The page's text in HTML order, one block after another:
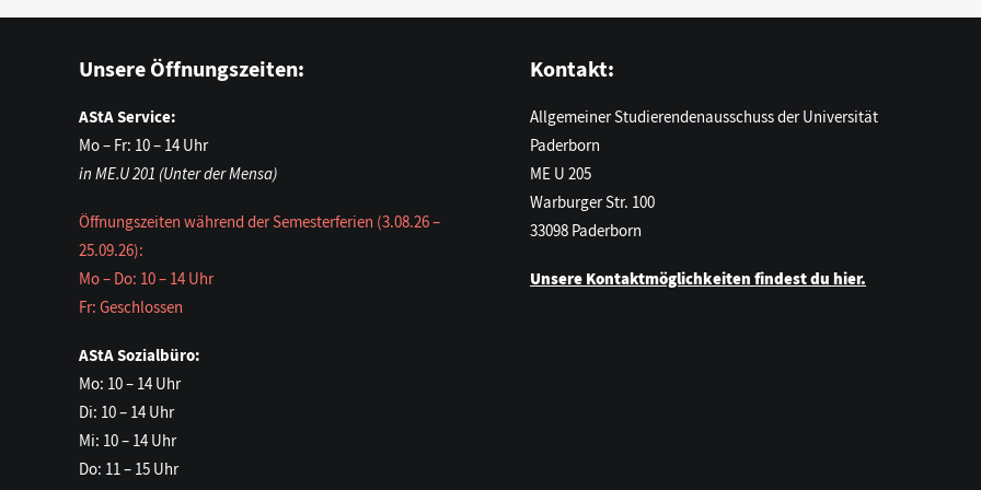
Unsere Öffnungszeiten:
AStA Service:
Mo – Fr: 10 – 14 Uhr
in ME.U 201 (Unter der Mensa)
Öffnungszeiten während der Semesterferien (3.08.26 –
25.09.26):
Mo – Do: 10 – 14 Uhr
Fr: Geschlossen
AStA Sozialbüro:
Mo: 10 – 14 Uhr
Di: 10 – 14 Uhr
Mi: 10 – 14 Uhr
Do: 11 – 15 Uhr
Kontakt:
Allgemeiner Studierendenausschuss der Universität
Paderborn
ME U 205
Warburger Str. 100
33098 Paderborn
Unsere Kontaktmöglichkeiten findest du hier.